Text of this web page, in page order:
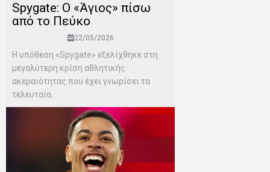
Spygate: Ο «Άγιος» πίσω
από το Πεύκο
22/05/2026
Η υπόθεση «Spygate» εξελίχθηκε στη
μεγαλύτερη κρίση αθλητικής
ακεραιότητας που έχει γνωρίσει τα
τελευταία...